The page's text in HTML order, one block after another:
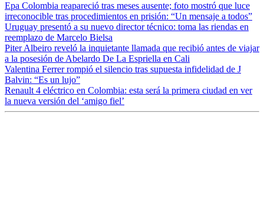
Epa Colombia reapareció tras meses ausente; foto mostró que luce
irreconocible tras procedimientos en prisión: “Un mensaje a todos”
Uruguay presentó a su nuevo director técnico: toma las riendas en
reemplazo de Marcelo Bielsa
Piter Albeiro reveló la inquietante llamada que recibió antes de viajar
a la posesión de Abelardo De La Espriella en Cali
Valentina Ferrer rompió el silencio tras supuesta infidelidad de J
Balvin: “Es un lujo”
Renault 4 eléctrico en Colombia: esta será la primera ciudad en ver
la nueva versión del ‘amigo fiel’